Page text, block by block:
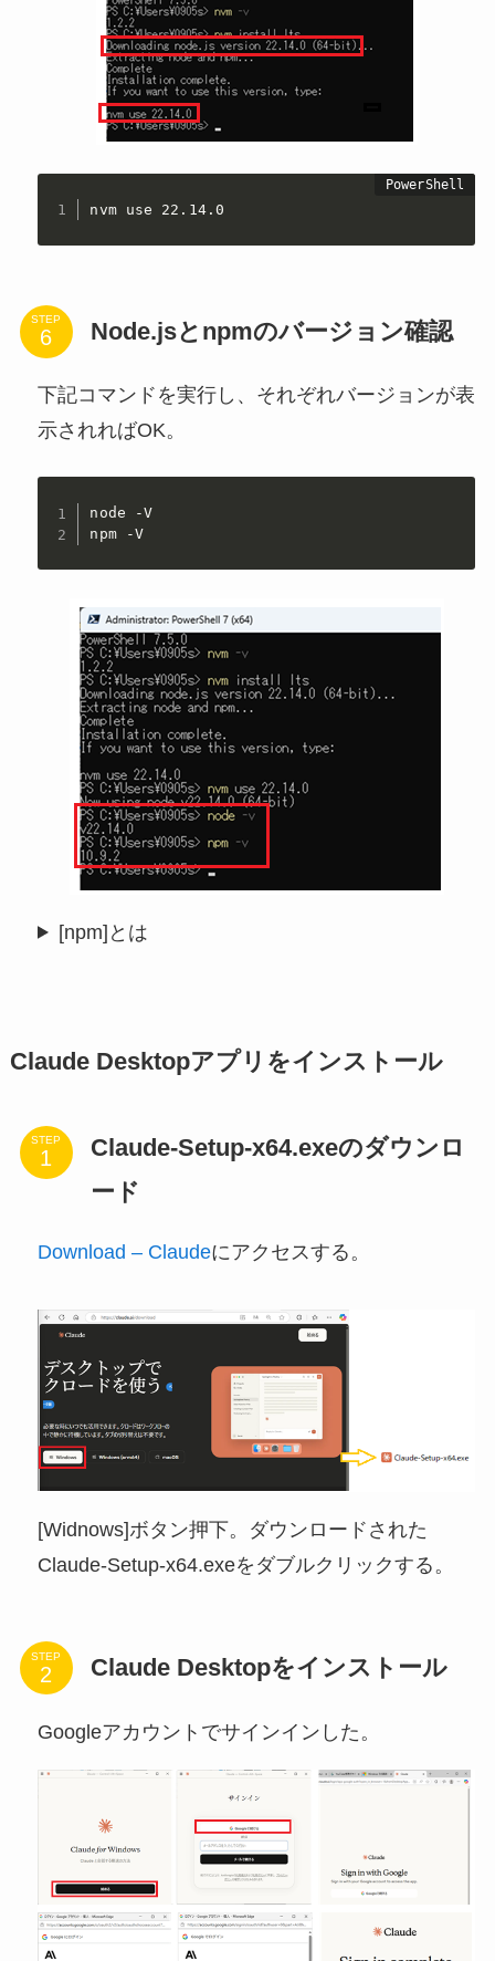
nvm use 22 . 14. 0
STEP Node.jsとnpmのバージョン確認
下記コマンドを実行し、それぞれバージョンが表
示されればOK。
node -V
npm -V
[npm]とは
Claude Desktopアプリをインストール
STEP
Claude-Setup-x64.exeのダウンロ
ード
Download – Claudeにアクセスする。
[Widnows]ボタン押下。ダウンロードされた
Claude-Setup-x64.exeをダブルクリックする。
STEP Claude Desktopをインストール
Googleアカウントでサインインした。